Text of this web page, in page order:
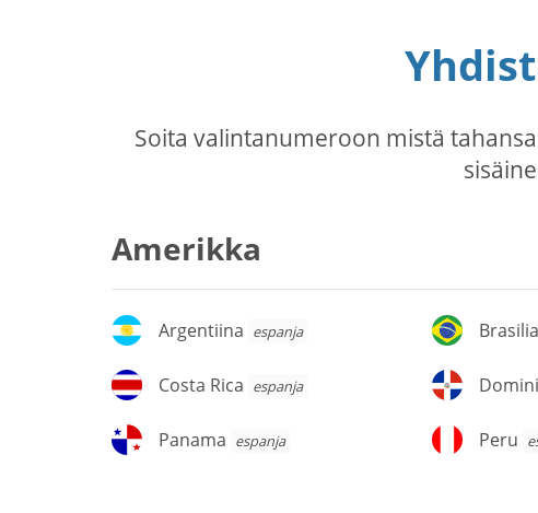
Soita valintanumeroon mistä
Amerikka
Argentiina
Argentiina espanja Brasilia
Brasilia
Costa
Costa Rica espanja
Panama
Panama espanja Peru
Peru